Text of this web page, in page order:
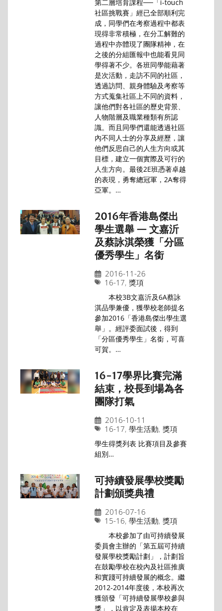
第二層培育課程──「i-touch
社區挑戰賽」經已全部順利完
成，同學們在考察過程中都表
現得非常積極，在分工解難的
過程中亦體現了團隊精神，在
之後的分組匯報中也能看見同
學得著不少。各班同學能藉著
是次活動，走訪不同的社區，
透過訪問、親身體驗及考察等
方式蒐集社區上不同的資料，
讓他們對各社區的歷史背景、
人物階層及職業種類有所認
識。而且同學們還能透過社區
內不同人士的分享及經歷，讓
他們反思自己的人生方向或其
目標，建立一個實際及可行的
人生方向。最後2E班憑著卓越
的表現，勇奪總冠軍，2A奪得
亞軍。…
2016年香港島傑出
學生選舉 — 文嘉沂
及蔡詠淇榮獲「分區
優秀學生」名銜
2016-11-26
16-17, 獎項
本校3B文嘉沂及6A蔡詠
淇品學兼優，獲學校老師提名
參加2016「香港島傑出學生選
舉」。經評委面試後，得到
「分區優秀學生」名銜，可喜
可賀。…
16-17學界比賽完滿
結束，校長到場為各
團隊打氣
2016-10-11
16-17, 學生活動, 獎項
學生得獎列表 比賽項目及參賽
組別…
可持續發展學校獎勵
計劃頒獎典禮
2016-07-16
15-16, 學生活動, 獎項
本校參加了由可持續發展
委員會主辦的「第五屆可持續
發展學校獎勵計劃」，計劃旨
在鼓勵學校在校內及社區推廣
和實踐可持續發展的概念。繼
2012-2014年度後，本校再次
獲頒發「可持續發展學校參與
獎」，以肯定及表揚本校在